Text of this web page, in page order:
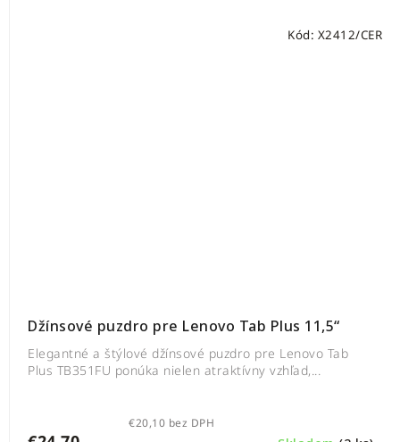
Džínsové puzdro pre Lenovo Tab Plus 11,5“
€20,10 bez DPH
Elegantné a štýlové džínsové puzdro pre Lenovo Tab
Plus TB351FU ponúka nielen atraktívny vzhľad,...
Kód: X2412/CER